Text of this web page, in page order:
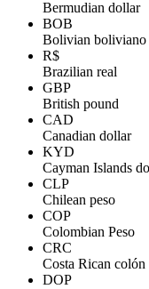
Bermudian dollar
BOB
Bolivian boliviano
R$
Brazilian real
GBP
British pound
CAD
Canadian dollar
KYD
Cayman Islands
CLP
Chilean peso
COP
Colombian Peso
CRC
Costa Rican colón
DOP